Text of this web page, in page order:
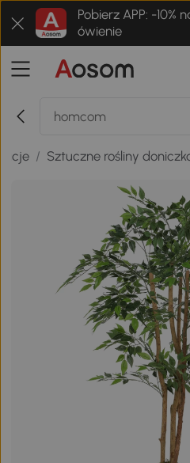
Pobierz APP: -10%
ówienie
/ Sztuczne rośliny